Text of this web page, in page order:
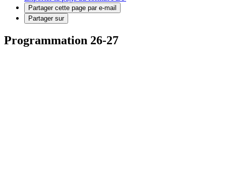
Partager cette page par e-mail
Partager sur
Programmation 26-27